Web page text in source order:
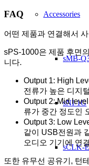
Accessories
sMB-
sNI-1G
sCLK-
FAQ
어떤 제품과 연결해서
sPS-1000은 제품 후면
니다.
Output 1: High
전류가 높은 디지
Output 2: Mid
류가 중간 정도인
Output 3: Low
같이 USB전원과
오디오 기기에 연
또한 유무선 공유기, 턴